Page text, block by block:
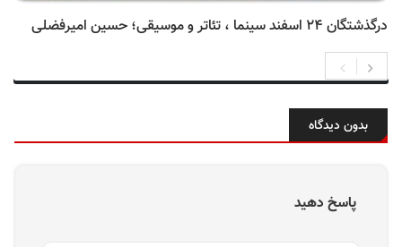
درگذشتگان ۲۴ اسفند سینما ، تئاتر و موسیقی؛ حسین امیرفضلی
بدون دیدگاه
پاسخ دهید